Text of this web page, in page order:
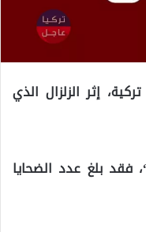
إثر الزلزال الذي
فقد بلغ عدد الضحايا